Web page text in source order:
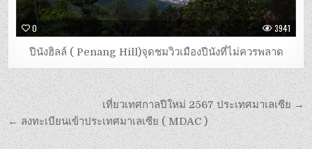
0 3941
ปีนังฮิลล์ ( Penang Hill)จุดชมวิวเมืองปีนังที่ไม่ควรพลาด
เที่ยวเทศกาลปีใหม่ 2567 ประเทศมาเลเซีย →
← ลงทะเบียนเข้าประเทศมาเลเซีย ( MDAC )